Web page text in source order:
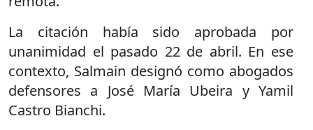
La citación había sido aprobada por
unanimidad el pasado 22 de abril. En ese
contexto, Salmain designó como abogados
defensores a José María Ubeira y Yamil
Castro Bianchi.